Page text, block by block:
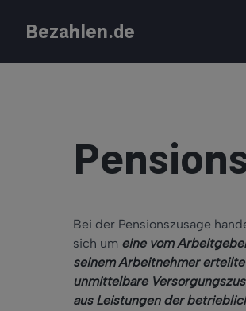
Bezahlen.de
Bei der Pensionszusage
sich um eine vom
seinem Arbeitnehmer erteilte
unmittelbare
aus Leistungen der